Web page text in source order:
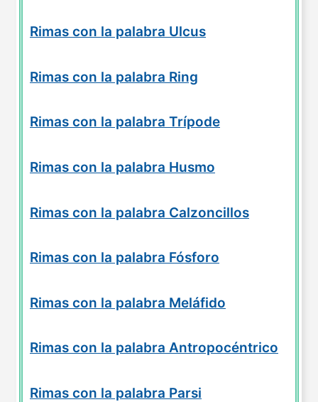
Rimas con la palabra Ulcus
Rimas con la palabra Ring
Rimas con la palabra Trípode
Rimas con la palabra Husmo
Rimas con la palabra Calzoncillos
Rimas con la palabra Fósforo
Rimas con la palabra Meláfido
Rimas con la palabra Antropocéntrico
Rimas con la palabra Parsi